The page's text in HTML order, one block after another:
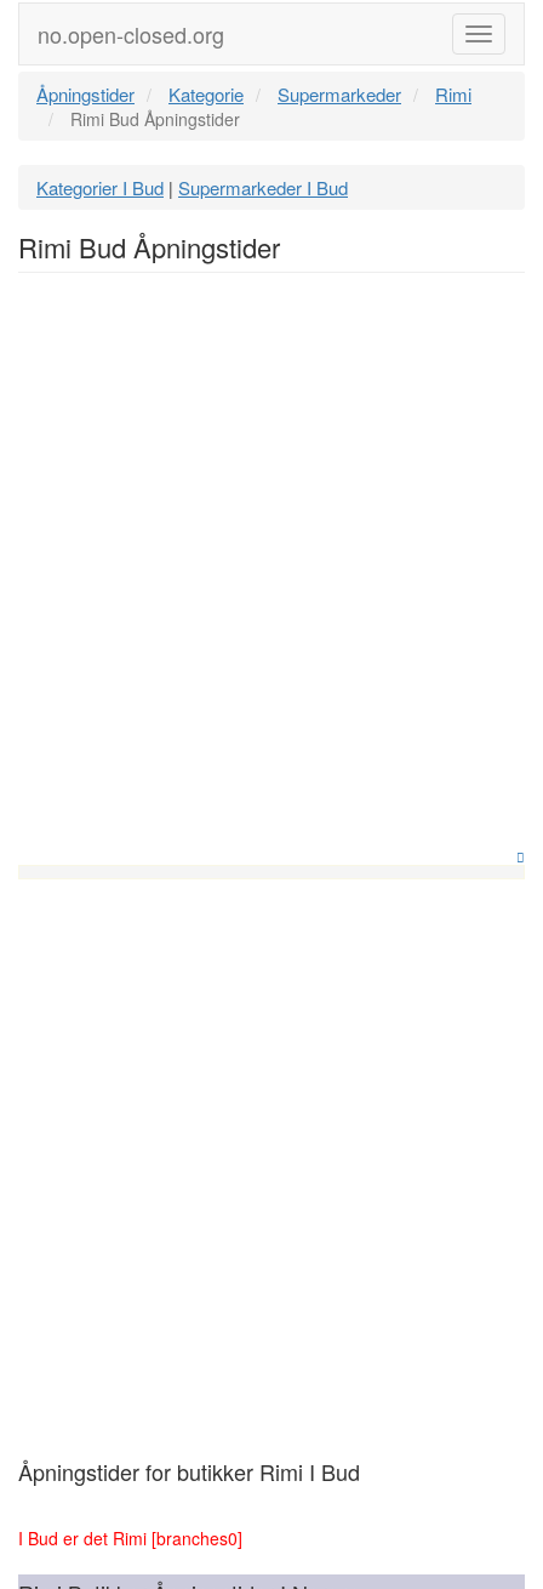
Meny
no.open-closed.org
Åpningstider Kategorie Supermarkeder Rimi
Rimi Bud Åpningstider
Kategorier I Bud | Supermarkeder I Bud
Rimi Bud Åpningstider
Åpningstider for butikker Rimi I Bud
I Bud er det Rimi [branches0]